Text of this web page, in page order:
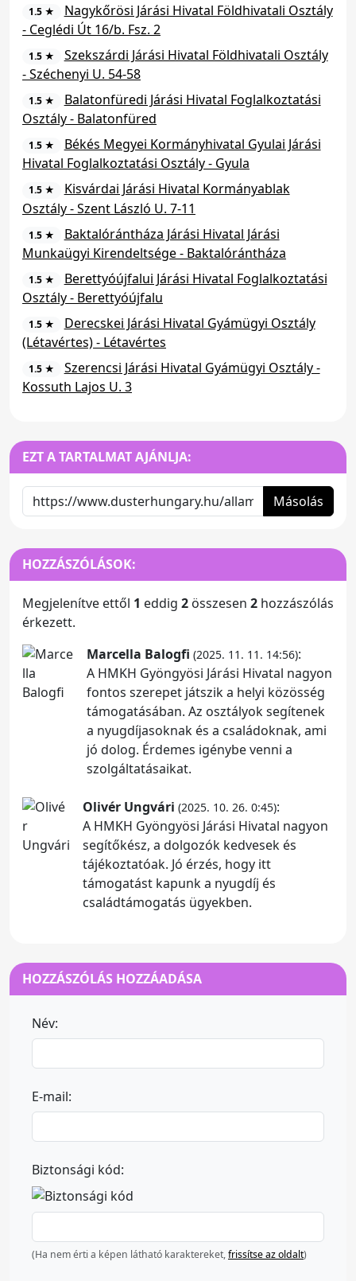
1.5 ★
Nagykőrösi Járási Hivatal Földhivatali Osztály
- Ceglédi Út 16/b. Fsz. 2
1.5 ★
Szekszárdi Járási Hivatal Földhivatali Osztály
- Széchenyi U. 54-58
1.5 ★
Balatonfüredi Járási Hivatal Foglalkoztatási
Osztály - Balatonfüred
1.5 ★
Békés Megyei Kormányhivatal Gyulai Járási
Hivatal Foglalkoztatási Osztály - Gyula
1.5 ★
Kisvárdai Járási Hivatal Kormányablak
Osztály - Szent László U. 7-11
1.5 ★
Baktalórántháza Járási Hivatal Járási
Munkaügyi Kirendeltsége - Baktalórántháza
1.5 ★
Berettyóújfalui Járási Hivatal Foglalkoztatási
Osztály - Berettyóújfalu
1.5 ★
Derecskei Járási Hivatal Gyámügyi Osztály
(Létavértes) - Létavértes
1.5 ★
Szerencsi Járási Hivatal Gyámügyi Osztály -
Kossuth Lajos U. 3
EZT A TARTALMAT AJÁNLJA:
Másolás
HOZZÁSZÓLÁSOK:
Megjelenítve ettől 1 eddig 2 összesen 2 hozzászólás
érkezett.
Marcella Balogfi (2025. 11. 11. 14:56):
A HMKH Gyöngyösi Járási Hivatal nagyon
fontos szerepet játszik a helyi közösség
támogatásában. Az osztályok segítenek
a nyugdíjasoknak és a családoknak, ami
jó dolog. Érdemes igénybe venni a
szolgáltatásaikat.
Olivér Ungvári (2025. 10. 26. 0:45):
A HMKH Gyöngyösi Járási Hivatal nagyon
segítőkész, a dolgozók kedvesek és
tájékoztatóak. Jó érzés, hogy itt
támogatást kapunk a nyugdíj és
családtámogatás ügyekben.
HOZZÁSZÓLÁS HOZZÁADÁSA
Név:
E-mail:
Biztonsági kód:
(Ha nem érti a képen látható karaktereket,frissítse az oldalt)